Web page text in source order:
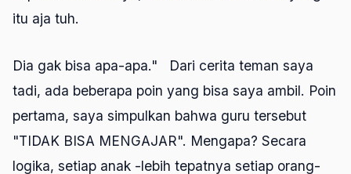
itu aja tuh.
Dia gak bisa apa-apa." Dari cerita teman saya
tadi, ada beberapa poin yang bisa saya ambil. Poin
pertama, saya simpulkan bahwa guru tersebut
"TIDAK BISA MENGAJAR". Mengapa? Secara
logika, setiap anak -lebih tepatnya setiap orang-